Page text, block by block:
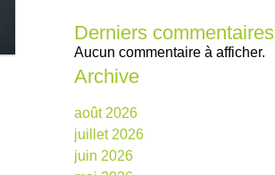
Derniers commentaires
Aucun commentaire à afficher.
Archive
août 2026
juillet 2026
juin 2026